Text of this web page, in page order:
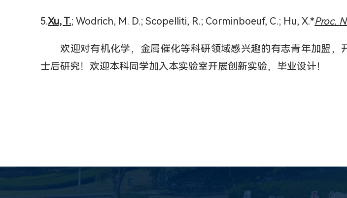
5.Xu, T.; Wodrich, M. D.; Scopelliti, R.; Corminboeuf, C.; Hu, X.*Proc.
欢迎对有机化学，金属催化等科研领域感兴趣的有志青年加盟
士后研究！欢迎本科同学加入本实验室开展创新实验，毕业设计！